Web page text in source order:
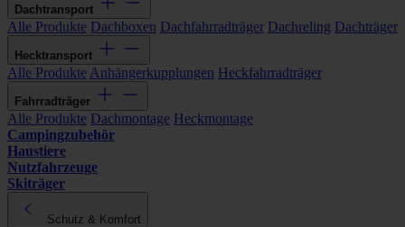
Dachtransport
Alle Produkte Dachboxen Dachfahrradträger Dachreling Dachträger
Hecktransport
Alle Produkte Anhängerkupplungen Heckfahrradträger
Fahrradträger
Alle Produkte Dachmontage Heckmontage
Campingzubehör
Haustiere
Nutzfahrzeuge
Skiträger
Schutz & Komfort